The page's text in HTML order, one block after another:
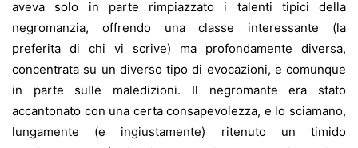
aveva solo in parte rimpiazzato i talenti tipici della
negromanzia, offrendo una classe interessante (la
preferita di chi vi scrive) ma profondamente diversa,
concentrata su un diverso tipo di evocazioni, e comunque
in parte sulle maledizioni. Il negromante era stato
accantonato con una certa consapevolezza, e lo sciamano,
lungamente (e ingiustamente) ritenuto un timido